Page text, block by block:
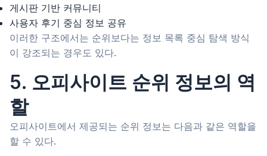
게시판 기반 커뮤니티
사용자 후기 중심 정보 공유
이러한 구조에서는 순위보다는 정보 목록 중심 탐색 방식
이 강조되는 경우도 있다.
5. 오피사이트 순위 정보의 역
할
오피사이트에서 제공되는 순위 정보는 다음과 같은 역할을
할 수 있다.